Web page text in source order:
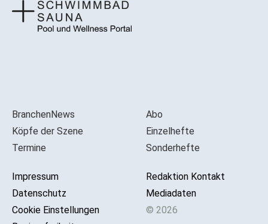
BranchenNews
Köpfe der Szene
Termine
Impressum
Datenschutz
Cookie Einstellungen
Abo
Einzelhefte
Sonderhefte
Redaktion Kontakt
Mediadaten
© 2026